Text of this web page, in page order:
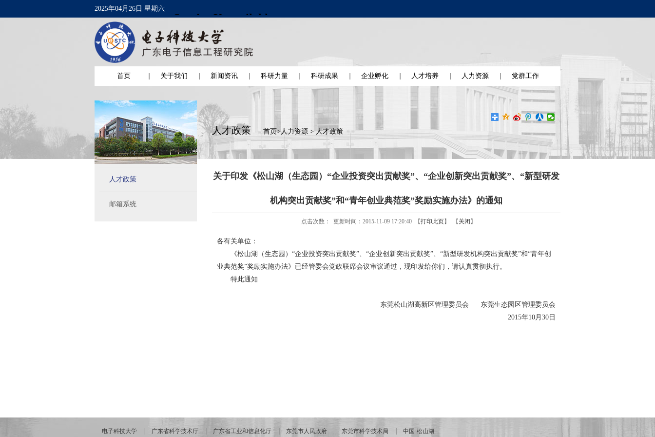
2025年04月26日 星期六
首页 关于我们 新闻资讯 科研力量 科研成果 企业孵化 人才培养 人力资源 党群工作
人才政策
邮箱系统
人才政策 首页>人力资源 >人才政策
关于印发《松山湖（生态园）“企业投资突出贡献奖”、“企业创新突出贡献奖”、“新型研发
机构突出贡献奖”和“青年创业典范奖”奖励实施办法》的通知
点击次数： 更新时间：2015-11-09 17:20:40 【打印此页】 【 关闭 】
各有关单位：
《松山湖（生态园）“企业投资突出贡献奖”、“企业创新突出贡献奖”、“新型研发机构突出贡献奖”和“青年创
业典范奖”奖励实施办法》已经管委会党政联席会议审议通过，现印发给你们，请认真贯彻执行。
特此通知
东莞松山湖高新区管理委员会 东莞生态园区管理委员会
2015年10月30日
电子科技大学 广东省科学技术厅 广东省工业和信息化厅 东莞市人民政府 东莞市科学技术局 中国·松山湖